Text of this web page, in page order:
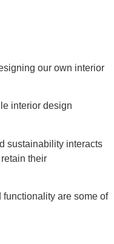
our own interior
interior design
sustainability interacts
their
functionality are some of